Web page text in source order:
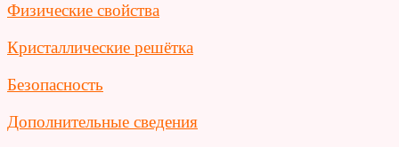
Физические свойства
Кристаллические решётка
Безопасность
Дополнительные сведения